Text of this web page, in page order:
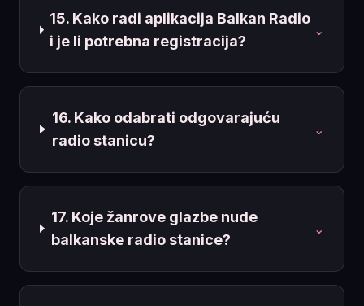
15. Kako radi aplikacija Balkan Radio
i je li potrebna registracija?
⌄
16. Kako odabrati odgovarajuću
radio stanicu?
⌄
17. Koje žanrove glazbe nude
balkanske radio stanice?
⌄